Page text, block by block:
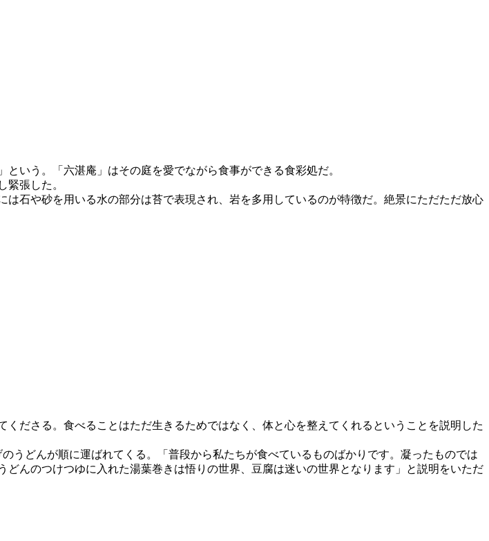
いう。「六湛庵」はその庭を愛でながら食事ができる食彩処だ。
張した。
石や砂を用いる水の部分は苔で表現され、岩を多用しているのが特徴だ。絶景にただただ放心
ださる。食べることはただ生きるためではなく、体と心を整えてくれるということを説明した
どんが順に運ばれてくる。「普段から私たちが食べているものばかりです。凝ったものでは
んのつけつゆに入れた湯葉巻きは悟りの世界、豆腐は迷いの世界となります」と説明をいただ